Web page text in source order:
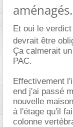
aménagés.
Et oui le
devrait être
Ça calmerait
PAC.
Effectivement
end j'ai passé
nouvelle
à l'étage qu'il
colonne